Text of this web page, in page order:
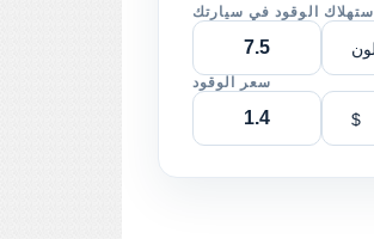
استهلاك الوقود في سيارتك
سعر الوقود
$